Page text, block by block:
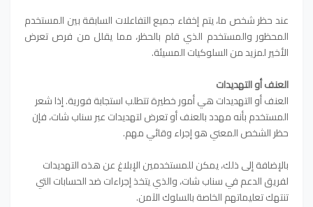
عند حظر شخص ما، يتم إخفاء جميع التفاعلات السابقة بين المستخدم
المحظور والمستخدم الذي قام بالحظر، مما يقلل من فرص تعرض
الأخير لمزيد من السلوكيات المسيئة.
العنف أو التهديدات
العنف أو التهديدات هي أمور خطيرة تتطلب استجابة فورية. إذا شعر
المستخدم بأنه مهدد بالعنف أو تعرض لتهديدات عبر سناب شات، فإن
حظر الشخص المعني هو إجراء وقائي مهم.
بالإضافة إلى ذلك، يمكن للمستخدمين الإبلاغ عن هذه التهديدات
لفريق الدعم في سناب شات، والذي يتخذ إجراءات ضد الحسابات التي
تنتهك تعليماتهم الخاصة بالسلوك الآمن.